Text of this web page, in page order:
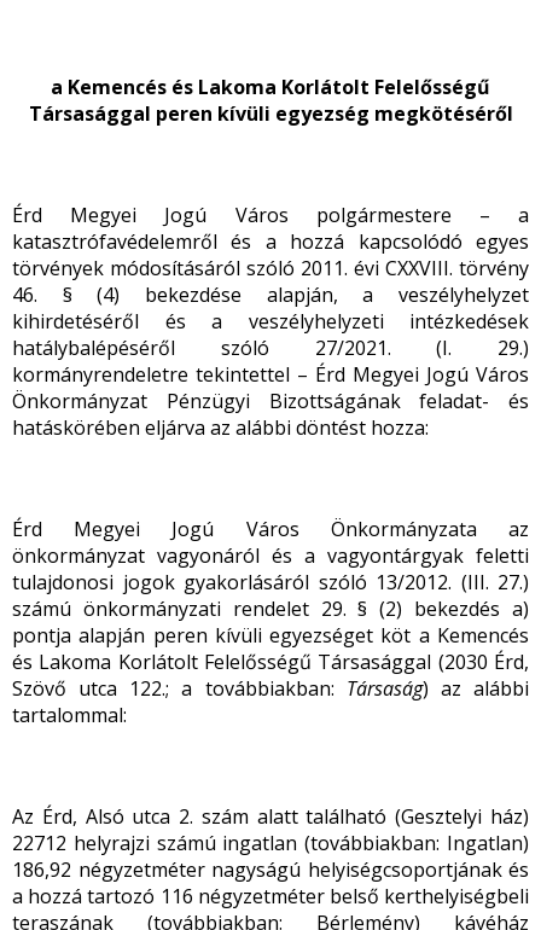
a Kemencés és Lakoma Korlátolt Felelősségű
Társasággal peren kívüli egyezség megkötéséről
Érd Megyei Jogú Város polgármestere – a
katasztrófavédelemről és a hozzá kapcsolódó egyes
törvények módosításáról szóló 2011. évi CXXVIII. törvény
46. § (4) bekezdése alapján, a veszélyhelyzet
kihirdetéséről és a veszélyhelyzeti intézkedések
hatálybalépéséről szóló 27/2021. (I. 29.)
kormányrendeletre tekintettel – Érd Megyei Jogú Város
Önkormányzat Pénzügyi Bizottságának feladat- és
hatáskörében eljárva az alábbi döntést hozza:
Érd Megyei Jogú Város Önkormányzata az
önkormányzat vagyonáról és a vagyontárgyak feletti
tulajdonosi jogok gyakorlásáról szóló 13/2012. (III. 27.)
számú önkormányzati rendelet 29. § (2) bekezdés a)
pontja alapján peren kívüli egyezséget köt a Kemencés
és Lakoma Korlátolt Felelősségű Társasággal (2030 Érd,
Szövő utca 122.; a továbbiakban: Társaság) az alábbi
tartalommal:
Az Érd, Alsó utca 2. szám alatt található (Gesztelyi ház)
22712 helyrajzi számú ingatlan (továbbiakban: Ingatlan)
186,92 négyzetméter nagyságú helyiségcsoportjának és
a hozzá tartozó 116 négyzetméter belső kerthelyiségbeli
teraszának (továbbiakban: Bérlemény) kávéház